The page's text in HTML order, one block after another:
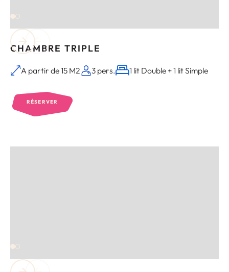
CHAMBRE TRIPLE
A partir de 15 M2 3 pers. 1 lit Double + 1 lit Simple
RÉSERVER